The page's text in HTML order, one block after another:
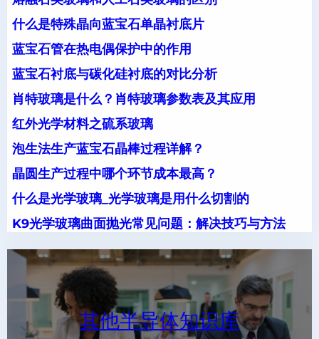
什么是特殊晶向蓝宝石单晶衬底片
蓝宝石管在热电偶保护中的作用
蓝宝石衬底与碳化硅衬底的对比分析
肖特玻璃是什么？肖特玻璃参数表及其应用
红外光学材料之硫系玻璃
泡生法生产蓝宝石晶棒过程详解？
晶圆生产过程中哪个环节成本最高？
什么是光学玻璃_光学玻璃是用什么切割的
K9光学玻璃曲面抛光常见问题：解决技巧与方法
其他半导体知识库